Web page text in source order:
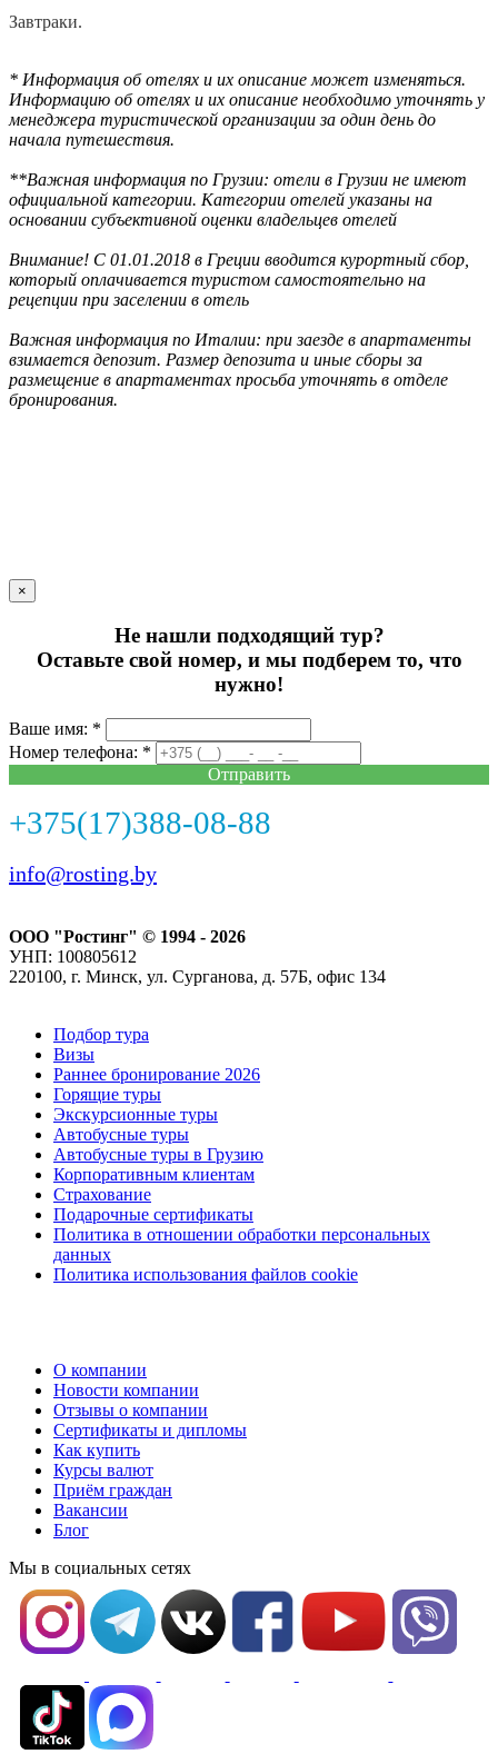
Завтраки.
* Информация об отелях и их описание может изменяться.
Информацию об отелях и их описание необходимо уточнять у
менеджера туристической организации за один день до
начала путешествия.
**Важная информация по Грузии: отели в Грузии не имеют
официальной категории. Категории отелей указаны на
основании субъективной оценки владельцев отелей
Внимание! С 01.01.2018 в Греции вводится курортный сбор,
который оплачивается туристом самостоятельно на
рецепции при заселении в отель
Важная информация по Италии: при заезде в апартаменты
взимается депозит. Размер депозита и иные сборы за
размещение в апартаментах просьба уточнять в отделе
бронирования.
×
Не нашли подходящий тур?
Оставьте свой номер, и мы подберем то, что
нужно!
Ваше имя: *
Номер телефона: *
Отправить
+375(17)388-08-88
info@rosting.by
ООО "Ростинг" © 1994 - 2026
УНП: 100805612
220100, г. Минск, ул. Сурганова, д. 57Б, офис 134
Подбор тура
Визы
Раннее бронирование 2026
Горящие туры
Экскурсионные туры
Автобусные туры
Автобусные туры в Грузию
Корпоративным клиентам
Страхование
Подарочные сертификаты
Политика в отношении обработки персональных
данных
Политика использования файлов cookie
О компании
Новости компании
Отзывы о компании
Сертификаты и дипломы
Как купить
Курсы валют
Приём граждан
Вакансии
Блог
Мы в социальных сетях